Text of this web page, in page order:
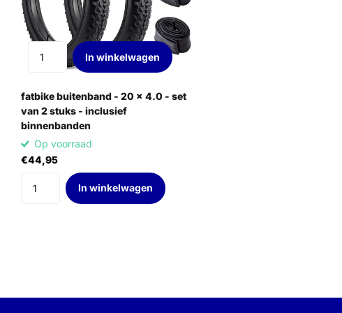
In winkelwagen
fatbike buitenband - 20 x 4.0 - set
van 2 stuks - inclusief
binnenbanden
Op voorraad
€44,95
In winkelwagen